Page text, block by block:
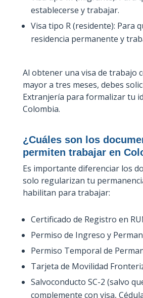
establecerse y trabajar.
Visa tipo R (residente): Para
residencia permanente y
Al obtener una visa de trabajo
mayor a tres meses, debes
Extranjería para formalizar tu
Colombia.
¿Cuáles son los
permiten trabajar en
Es importante diferenciar los
solo regularizan tu
habilitan para trabajar:
Certificado de Registro en
Permiso de Ingreso y
Permiso Temporal de
Tarjeta de Movilidad
Salvoconducto SC-2 (salvo
complemente con visa,